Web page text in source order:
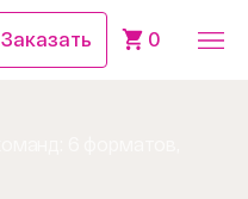
Заказать 0